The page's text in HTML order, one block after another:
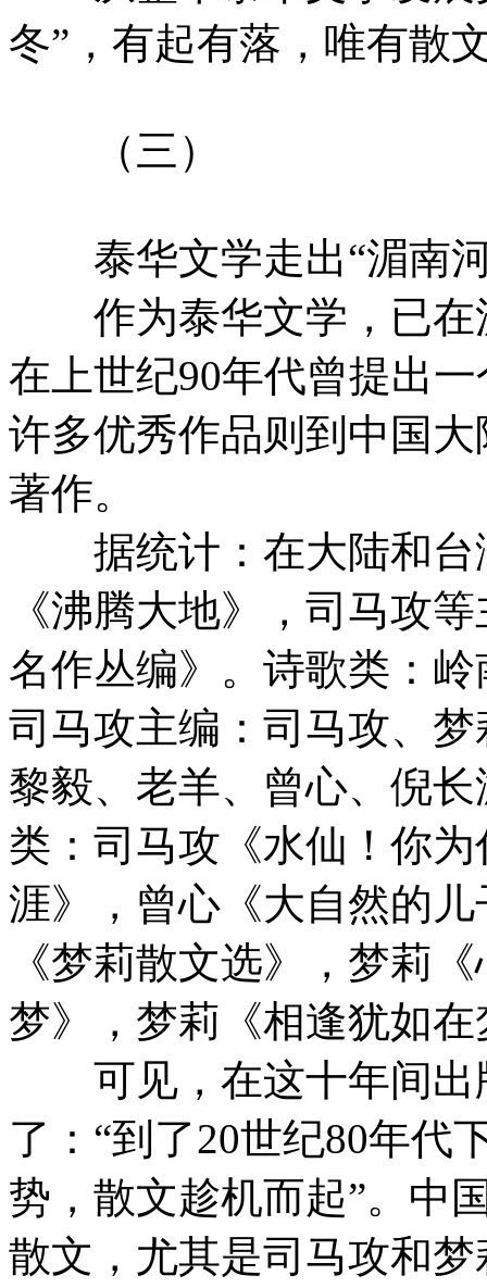
冬”，有起有落，唯有散
（三）
泰华文学走出“湄南河
作为泰华文学，已在
在上世纪90年代曾提出
许多优秀作品则到中国
著作。
据统计：在大陆和台
《沸腾大地》，司马攻
名作丛编》。诗歌类：
司马攻主编：司马攻、
黎毅、老羊、曾心、倪
类：司马攻《水仙！你
涯》，曾心《大自然的
《梦莉散文选》，梦莉
梦》，梦莉《相逢犹如
可见，在这十年间出
了：“到了20世纪80年代
势，散文趁机而起”。中
散文，尤其是司马攻和